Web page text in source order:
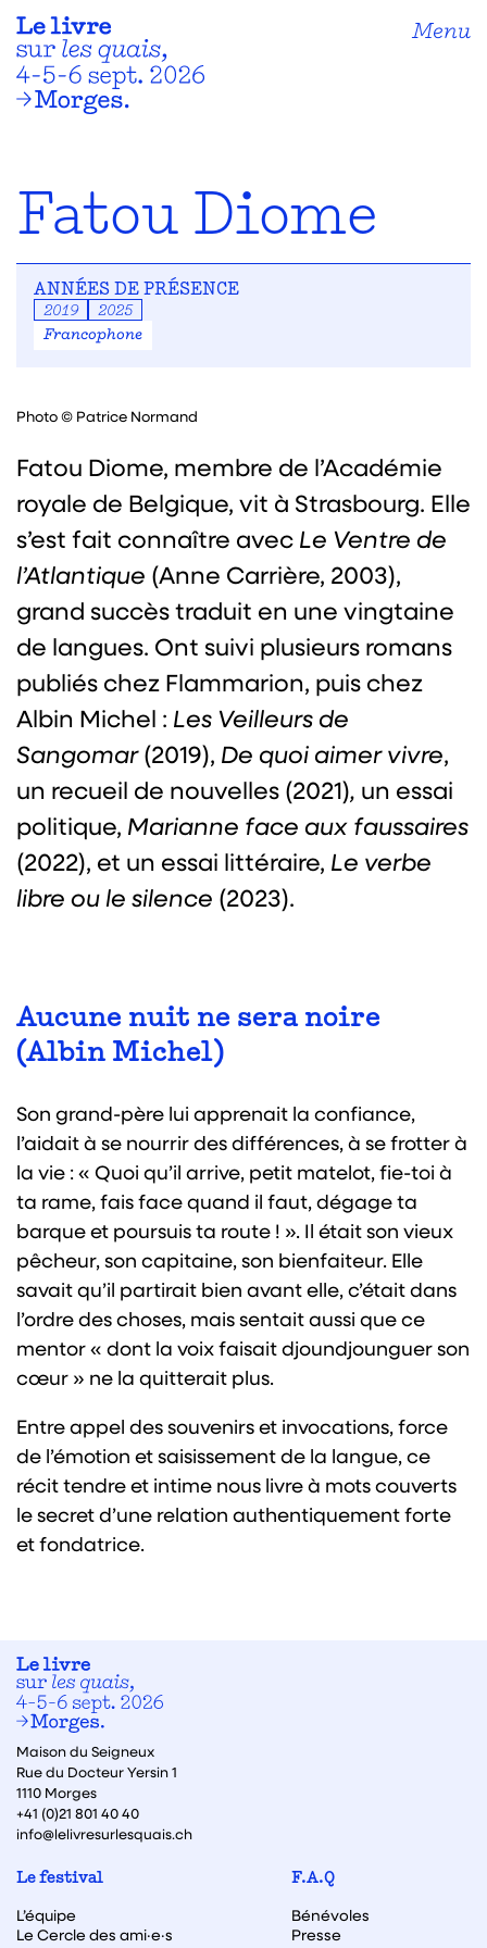
Menu
Fatou Diome
ANNÉES DE PRÉSENCE
2019
2025
Francophone
Photo © Patrice Normand
Fatou Diome, membre de l’Académie
royale de Belgique, vit à Strasbourg. Elle
s’est fait connaître avec Le Ventre de
l’Atlantique (Anne Carrière, 2003),
grand succès traduit en une vingtaine
de langues. Ont suivi plusieurs romans
publiés chez Flammarion, puis chez
Albin Michel : Les Veilleurs de
Sangomar(2019), De quoi aimer vivre,
un recueil de nouvelles (2021), un essai
politique, Marianne face aux faussaires
(2022), et un essai littéraire, Le verbe
libre ou le silence (2023).
Aucune nuit ne sera noire
(Albin Michel)
Son grand-père lui apprenait la confiance,
l’aidait à se nourrir des différences, à se frotter à
la vie : « Quoi qu’il arrive, petit matelot, fie-toi à
ta rame, fais face quand il faut, dégage ta
barque et poursuis ta route ! ». Il était son vieux
pêcheur, son capitaine, son bienfaiteur. Elle
savait qu’il partirait bien avant elle, c’était dans
l’ordre des choses, mais sentait aussi que ce
mentor « dont la voix faisait djoundjounguer son
cœur » ne la quitterait plus.
Entre appel des souvenirs et invocations, force
de l’émotion et saisissement de la langue, ce
récit tendre et intime nous livre à mots couverts
le secret d’une relation authentiquement forte
et fondatrice.
Maison du Seigneux
Rue du Docteur Yersin 1
1110 Morges
+41 (0)21 801 40 40
info@lelivresurlesquais.ch
Le festival
L’équipe
Le Cercle des ami·e·s
F.A.Q
Bénévoles
Presse